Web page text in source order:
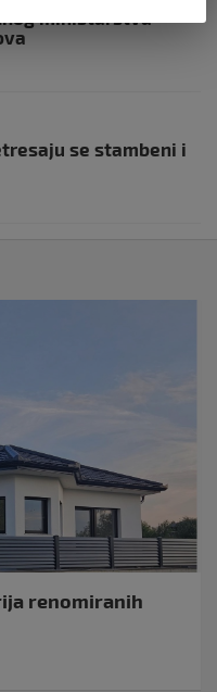
ministarstva
se stambeni i
renomiranih